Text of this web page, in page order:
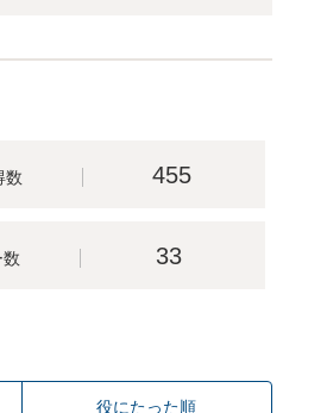
455
33
役にたった順